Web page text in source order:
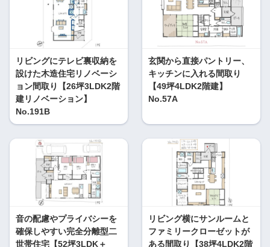
リビングにテレビ裏収納を
設けた木造住宅リノベーシ
ョン間取り【26坪3LDK2階
建リノベーション】
No.191B
玄関から直接パントリー、
キッチンに入れる間取り
【49坪4LDK2階建】
No.57A
音の配慮やプライバシーを
確保しやすい完全分離型二
世帯住宅【52坪3LDK＋
リビング横にサンルームと
ファミリークローゼットが
ある間取り【38坪4LDK2階